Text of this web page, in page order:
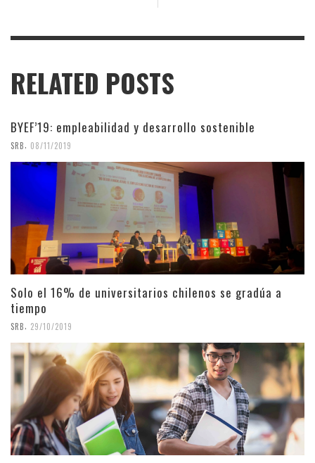
RELATED POSTS
BYEF’19: empleabilidad y desarrollo sostenible
SRB 08/11/2019
Solo el 16% de universitarios chilenos se gradúa a
tiempo
SRB 29/10/2019